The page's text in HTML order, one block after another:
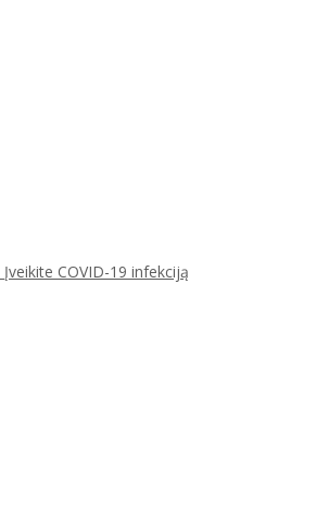
Įveikite COVID-19 infekciją